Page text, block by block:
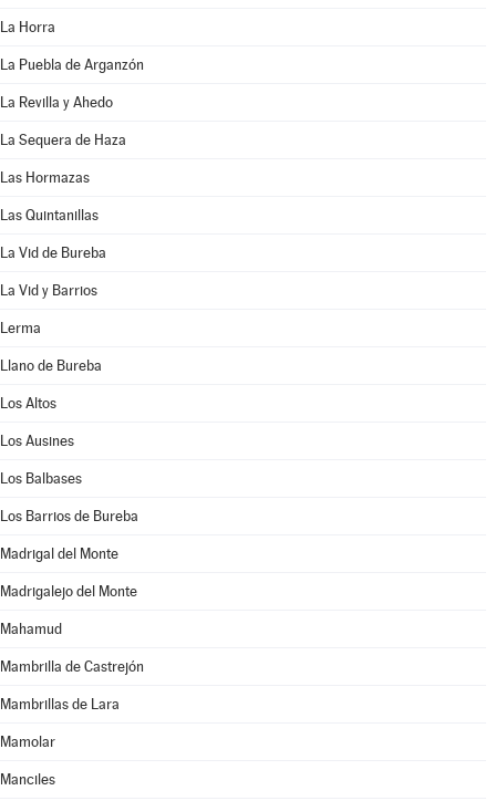
La Horra
La Puebla de Arganzón
La Revilla y Ahedo
La Sequera de Haza
Las Hormazas
Las Quintanillas
La Vid de Bureba
La Vid y Barrios
Lerma
Llano de Bureba
Los Altos
Los Ausines
Los Balbases
Los Barrios de Bureba
Madrigal del Monte
Madrigalejo del Monte
Mahamud
Mambrilla de Castrejón
Mambrillas de Lara
Mamolar
Manciles